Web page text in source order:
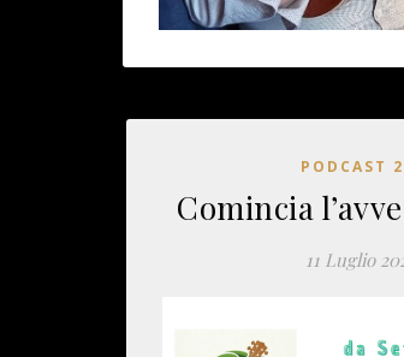
PODCAST
Comincia
11 Luglio